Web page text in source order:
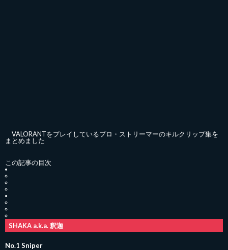
VALORANTをプレイしているプロ・ストリーマーのキルクリップ集を
まとめました
この記事の目次
SHAKA a.k.a. 釈迦
No.1 Sniper